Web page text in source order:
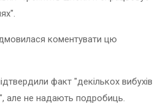
коментувати цю
факт "декількох вибухів
але не надають подробиць.